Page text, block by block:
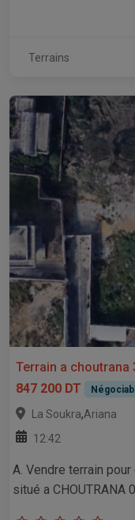
Terrains
Terrain a choutrana
847 200 DT
La Soukra,Ariana
12:42
A. Vendre terrain
situé a CHOUTRANA